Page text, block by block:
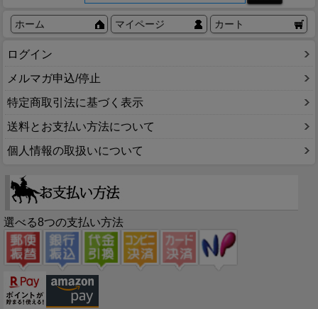
ホーム マイページ カート
ログイン
メルマガ申込/停止
特定商取引法に基づく表示
送料とお支払い方法について
個人情報の取扱いについて
選べる8つの支払い方法